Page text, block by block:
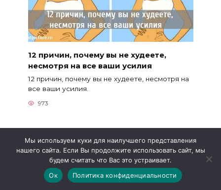
12 причин, почему вы не худеете,
несмотря на все ваши усилия
12 причин, почему вы не худеете, несмотря на
все ваши усилия.
973
Мы используем куки для наилучшего представления
нашего сайта. Если Вы продолжите использовать сайт, мы
будем считать что Вас это устраивает.
Ок
Политика конфиденциальности